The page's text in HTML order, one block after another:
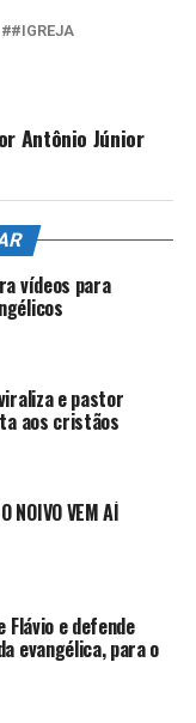
#IGREJA
Antônio Júnior
vídeos para
e pastor
aos cristãos
NOIVO VEM AÍ
e defende
evangélica, para o